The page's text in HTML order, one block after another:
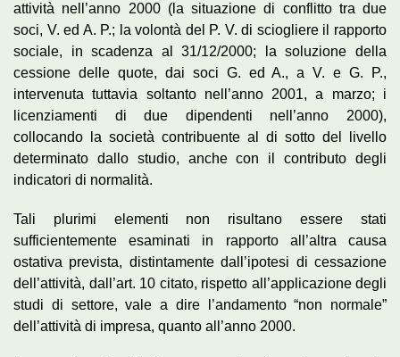
attività nell’anno 2000 (la situazione di conflitto tra due
soci, V. ed A. P.; la volontà del P. V. di sciogliere il rapporto
sociale, in scadenza al 31/12/2000; la soluzione della
cessione delle quote, dai soci G. ed A., a V. e G. P.,
intervenuta tuttavia soltanto nell’anno 2001, a marzo; i
licenziamenti di due dipendenti nell’anno 2000),
collocando la società contribuente al di sotto del livello
determinato dallo studio, anche con il contributo degli
indicatori di normalità.
Tali plurimi elementi non risultano essere stati
sufficientemente esaminati in rapporto all’altra causa
ostativa prevista, distintamente dall’ipotesi di cessazione
dell’attività, dall’art. 10 citato, rispetto all’applicazione degli
studi di settore, vale a dire l’andamento “non normale”
dell’attività di impresa, quanto all’anno 2000.